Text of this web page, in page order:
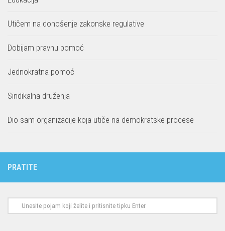
Utičem na donošenje zakonske regulative
Dobijam pravnu pomoć
Jednokratna pomoć
Sindikalna druženja
Dio sam organizacije koja utiče na demokratske procese
PRATITE